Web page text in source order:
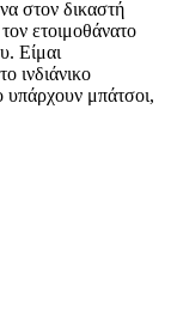
στον δικαστή
ετοιμοθάνατο
Είμαι
ινδιάνικο
μπάτσοι,